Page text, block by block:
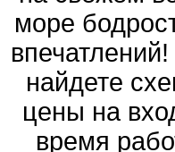
море
найдете
цены на
время